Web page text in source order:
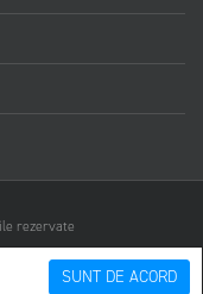
SUNT DE ACORD
rezervate